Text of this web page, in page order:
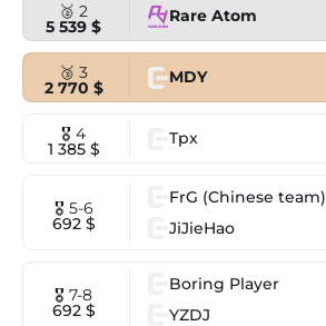
🥈 2
5 539 $
Rare Atom
🥉 3
2 770 $
MDY
🎖 4
1 385 $
Tpx
🎖 5-6
692 $
FrG (Chinese team)
JiJieHao
🎖 7-8
692 $
Boring Player
YZDJ